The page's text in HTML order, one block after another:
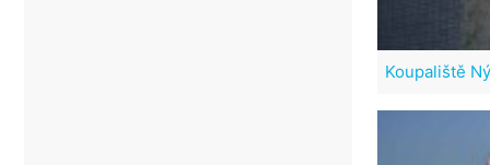
Koupaliště